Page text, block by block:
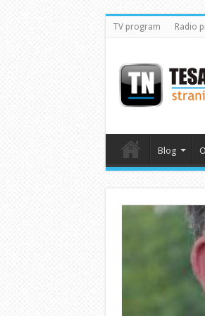
TV program Radio
Blog